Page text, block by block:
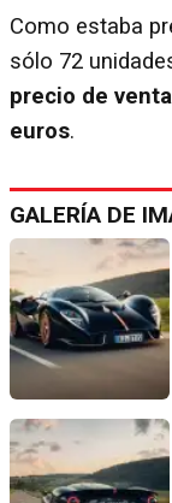
Como estaba
sólo 72
precio de
euros.
GALERÍA DE